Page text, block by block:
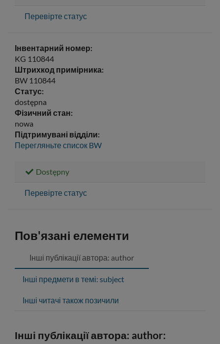
Перевірте статус
Інвентарний номер:
KG 110844
Штрихкод примірника:
BW 110844
Статус:
dostępna
Фізичний стан:
nowa
Підтримувані відділи:
Перегляньте список BW
Dostępny
Перевірте статус
Пов'язані елементи
Інші публікації автора: author
Інші предмети в темі: subject
Інші читачі також позичили
Інші публікації автора: author: